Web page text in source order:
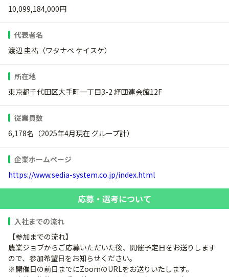
10,099,184,000円
代表者名
渡辺 圭祐（ワタナベ ケイスケ）
所在地
東京都千代田区大手町一丁目3-2 経団連会館12F
従業員数
6,178名（2025年4月現在 グループ計）
企業ホームページ
https://www.sedia-system.co.jp/index.html
応募・選考について
入社までの流れ
【参加までの流れ】
農業ジョブからご応募いただいた後、開催予定日をお送りします
ので、参加希望日をお知らせください。
※開催日の前日までにZoomのURLをお送りいたします。